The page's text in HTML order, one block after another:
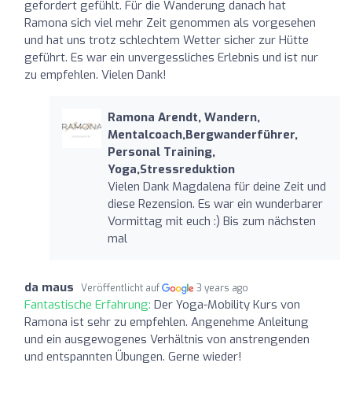
gefordert gefühlt. Für die Wanderung danach hat
Ramona sich viel mehr Zeit genommen als vorgesehen
und hat uns trotz schlechtem Wetter sicher zur Hütte
geführt. Es war ein unvergessliches Erlebnis und ist nur
zu empfehlen. Vielen Dank!
Ramona Arendt, Wandern,
Mentalcoach,Bergwanderführer,
Personal Training,
Yoga,Stressreduktion
Vielen Dank Magdalena für deine Zeit und
diese Rezension. Es war ein wunderbarer
Vormittag mit euch :) Bis zum nächsten
mal
da maus Veröffentlicht auf 3 years ago
Fantastische Erfahrung: Der Yoga-Mobility Kurs von
Ramona ist sehr zu empfehlen. Angenehme Anleitung
und ein ausgewogenes Verhältnis von anstrengenden
und entspannten Übungen. Gerne wieder!